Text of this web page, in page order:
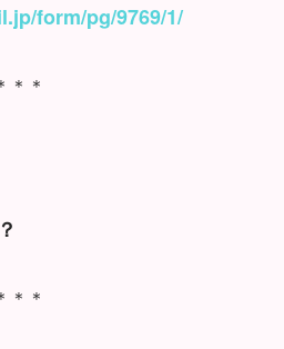
form/pg/9769/1/
＊＊
＊＊